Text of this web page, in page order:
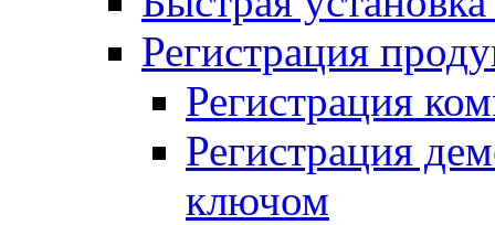
Регистрация
Регистрация
Регистрация
ключом